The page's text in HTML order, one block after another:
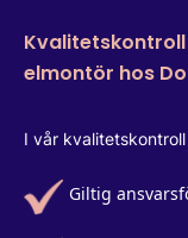
elmontör hos
I vår
Giltig